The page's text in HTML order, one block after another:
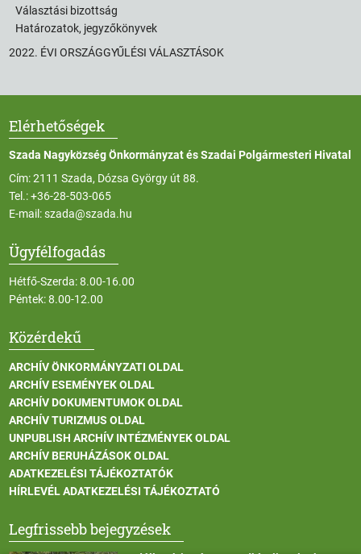
Választási bizottság
Határozatok, jegyzőkönyvek
2022. ÉVI ORSZÁGGYŰLÉSI VÁLASZTÁSOK
Elérhetőségek
Szada Nagyközség Önkormányzat és Szadai Polgármesteri Hivatal
Cím: 2111 Szada, Dózsa György út 88.
Tel.:+36-28-503-065
E-mail:szada@szada.hu
Ügyfélfogadás
Hétfő-Szerda: 8.00-16.00
Péntek: 8.00-12.00
Közérdekű
ARCHÍV ÖNKORMÁNYZATI OLDAL
ARCHÍV ESEMÉNYEK OLDAL
ARCHÍV DOKUMENTUMOK OLDAL
ARCHÍV TURIZMUS OLDAL
UNPUBLISH ARCHÍV INTÉZMÉNYEK OLDAL
ARCHÍV BERUHÁZÁSOK OLDAL
ADATKEZELÉSI TÁJÉKOZTATÓK
HÍRLEVÉL ADATKEZELÉSI TÁJÉKOZTATÓ
Legfrissebb bejegyzések